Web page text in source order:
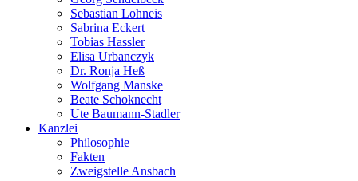
Sebastian Lohneis
Sabrina Eckert
Tobias Hassler
Elisa Urbanczyk
Dr. Ronja Heß
Wolfgang Manske
Beate Schoknecht
Ute Baumann-Stadler
Kanzlei
Philosophie
Fakten
Zweigstelle Ansbach